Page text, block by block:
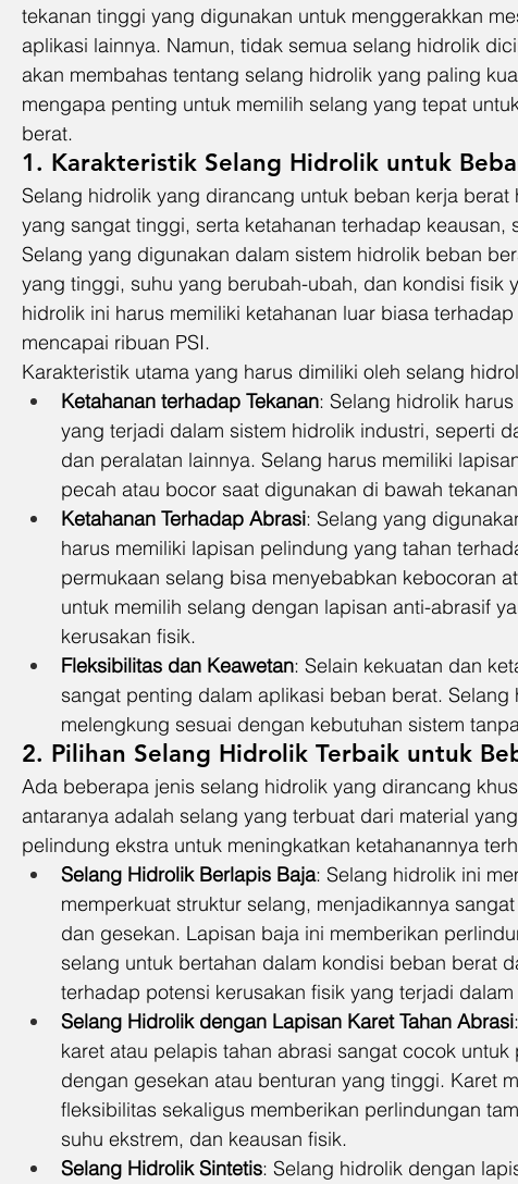
tekanan tinggi yang digunakan untuk menggerakkan
aplikasi lainnya. Namun, tidak semua selang hidrolik
akan membahas tentang selang hidrolik yang paling
mengapa penting untuk memilih selang yang tepat
berat.
1. Karakteristik Selang Hidrolik untuk
Selang hidrolik yang dirancang untuk beban kerja
yang sangat tinggi, serta ketahanan terhadap keausan,
Selang yang digunakan dalam sistem hidrolik beban
yang tinggi, suhu yang berubah-ubah, dan kondisi fisik
hidrolik ini harus memiliki ketahanan luar biasa
mencapai ribuan PSI.
Karakteristik utama yang harus dimiliki oleh selang
Ketahanan terhadap Tekanan: Selang hidrolik
yang terjadi dalam sistem hidrolik industri, seperti
dan peralatan lainnya. Selang harus memiliki
pecah atau bocor saat digunakan di bawah
Ketahanan Terhadap Abrasi: Selang yang
harus memiliki lapisan pelindung yang tahan
permukaan selang bisa menyebabkan kebocoran
untuk memilih selang dengan lapisan anti-abrasif
kerusakan fisik.
Fleksibilitas dan Keawetan: Selain kekuatan dan
sangat penting dalam aplikasi beban berat. Selang
melengkung sesuai dengan kebutuhan sistem
2. Pilihan Selang Hidrolik Terbaik untuk
Ada beberapa jenis selang hidrolik yang dirancang
antaranya adalah selang yang terbuat dari material
pelindung ekstra untuk meningkatkan ketahanannya
Selang Hidrolik Berlapis Baja: Selang hidrolik ini
memperkuat struktur selang, menjadikannya
dan gesekan. Lapisan baja ini memberikan
selang untuk bertahan dalam kondisi beban berat
terhadap potensi kerusakan fisik yang terjadi
Selang Hidrolik dengan Lapisan Karet Tahan Abrasi
karet atau pelapis tahan abrasi sangat cocok
dengan gesekan atau benturan yang tinggi. Karet
fleksibilitas sekaligus memberikan perlindungan
suhu ekstrem, dan keausan fisik.
Selang Hidrolik Sintetis: Selang hidrolik dengan